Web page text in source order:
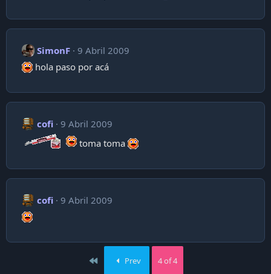
SimonF
9 Abril 2009
hola paso por acá
cofi
9 Abril 2009
toma toma
cofi 9 Abril 2009
First Prev 4 of 4